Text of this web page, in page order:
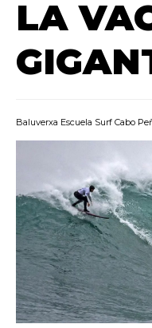
LA
Baluverxa Escuela Surf Cabo